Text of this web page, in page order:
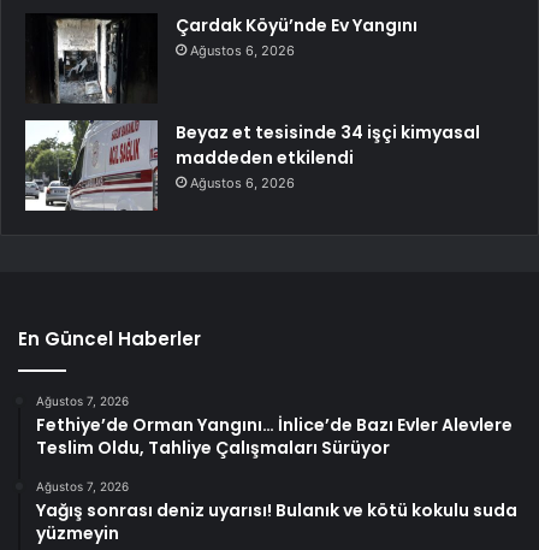
Çardak Köyü’nde Ev Yangını
Ağustos 6, 2026
Beyaz et tesisinde 34 işçi kimyasal
maddeden etkilendi
Ağustos 6, 2026
En Güncel Haberler
Ağustos 7, 2026
Fethiye’de Orman Yangını… İnlice’de Bazı Evler Alevlere
Teslim Oldu, Tahliye Çalışmaları Sürüyor
Ağustos 7, 2026
Yağış sonrası deniz uyarısı! Bulanık ve kötü kokulu suda
yüzmeyin